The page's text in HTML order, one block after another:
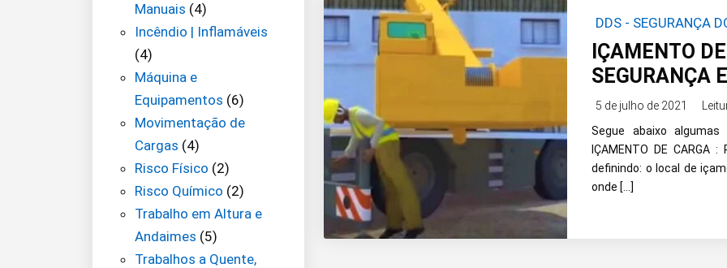
DDS - SEGURANÇA
EQUIPAMENTOS |
IÇAMENTO
SEGURANÇA
5 de julho de 2021
Segue abaixo
IÇAMENTO DE
definindo: o local de
onde […]
Manuais (4)
Incêndio | Inflamáveis
(4)
Máquina e
Equipamentos (6)
Movimentação de
Cargas (4)
Risco Físico (2)
Risco Químico (2)
Trabalho em Altura e
Andaimes (5)
Trabalhos a Quente,